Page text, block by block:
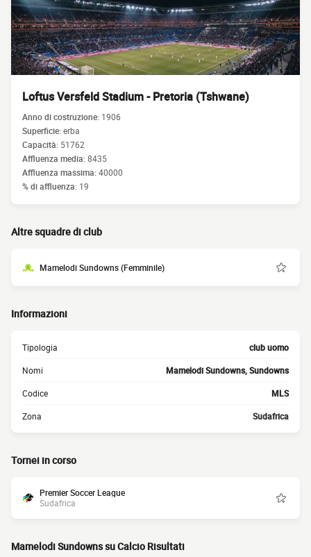
Loftus Versfeld Stadium - Pretoria (Tshwane)
Anno di costruzione: 1906
Superficie:erba
Capacità: 51762
Affluenza media:8435
Affluenza massima:40000
% di affluenza: 19
Altre squadre di club
Mamelodi Sundowns (Femminile)
Informazioni
Tipologia club uomo
Nomi Mamelodi Sundowns, Sundowns
Codice MLS
Zona Sudafrica
Tornei in corso
Premier Soccer League
Sudafrica
Mamelodi Sundowns su Calcio Risultati